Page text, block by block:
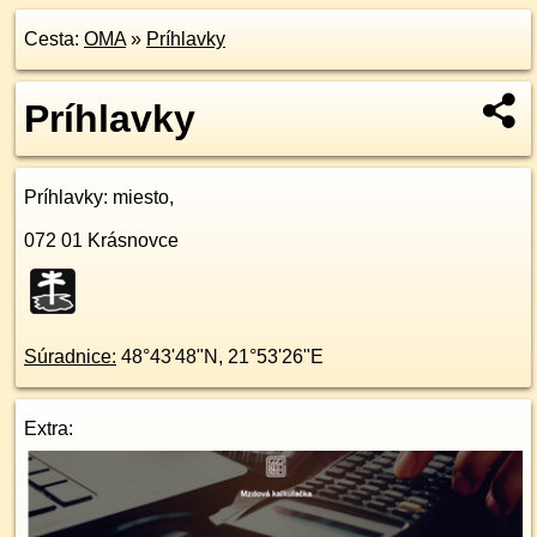
Cesta: OMA» Príhlavky
Príhlavky
Príhlavky: miesto,
072 01 Krásnovce
Súradnice: 48°43'48"N , 21°53'26"E
Extra: